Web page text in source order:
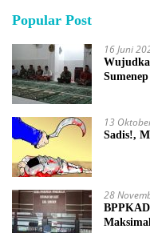
Popular Post
16 Juni
13
Sadis!,
28